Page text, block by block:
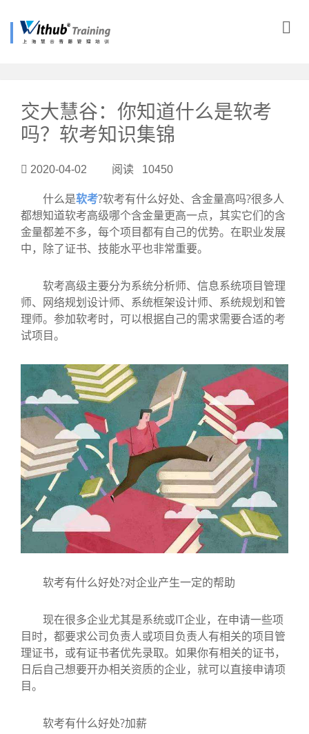
交大慧谷：你知道什么是软考
吗？软考知识集锦
2020-04-02 阅读 10450
什么是软考?软考有什么好处、含金量高吗?很多人
都想知道软考高级哪个含金量更高一点，其实它们的含
金量都差不多，每个项目都有自己的优势。在职业发展
中，除了证书、技能水平也非常重要。
软考高级主要分为系统分析师、信息系统项目管理
师、网络规划设计师、系统框架设计师、系统规划和管
理师。参加软考时，可以根据自己的需求需要合适的考
试项目。
软考有什么好处?对企业产生一定的帮助
现在很多企业尤其是系统或IT企业，在申请一些项
目时，都要求公司负责人或项目负责人有相关的项目管
理证书，或有证书者优先录取。如果你有相关的证书，
日后自己想要开办相关资质的企业，就可以直接申请项
目。
软考有什么好处?加薪